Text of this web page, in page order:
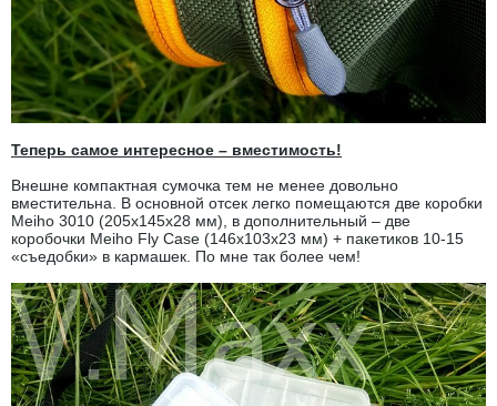
Теперь самое интересное – вместимость!
Внешне компактная сумочка тем не менее довольно
вместительна. В основной отсек легко помещаются две коробки
Meiho 3010 (205х145х28 мм), в дополнительный – две
коробочки Meiho Fly Case (146х103х23 мм) + пакетиков 10-15
«съедобки» в кармашек. По мне так более чем!